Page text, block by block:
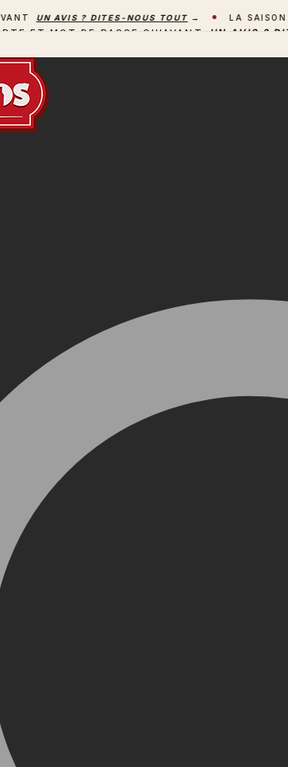
UN AVIS ? DITES-NOUS TOUT → LA SAISON
ET MOT DE PASSE QU'AVANT UN AVIS ?